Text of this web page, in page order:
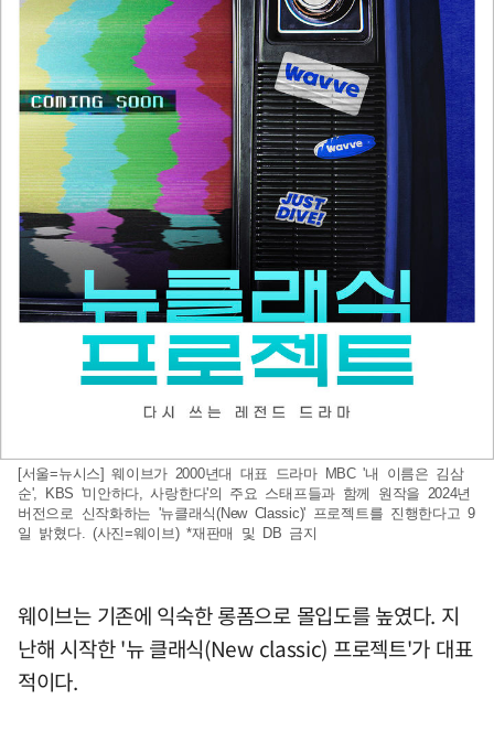
[서울=뉴시스] 웨이브가 2000년대 대표 드라마 MBC '내 이름은 김삼
순', KBS '미안하다, 사랑한다'의 주요 스태프들과 함께 원작을 2024년
버전으로 신작화하는 '뉴클래식(New Classic)' 프로젝트를 진행한다고 9
일 밝혔다. (사진=웨이브) *재판매 및 DB 금지
웨이브는 기존에 익숙한 롱폼으로 몰입도를 높였다. 지
난해 시작한 '뉴 클래식(New classic) 프로젝트'가 대표
적이다.